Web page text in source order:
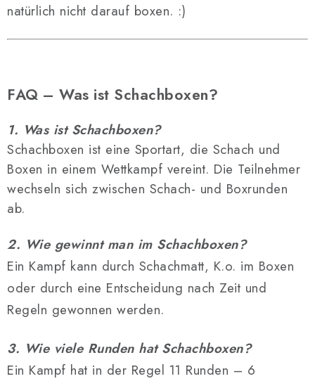
natürlich nicht darauf boxen. :)
FAQ – Was ist Schachboxen?
1. Was ist Schachboxen?
Schachboxen ist eine Sportart, die Schach und
Boxen in einem Wettkampf vereint. Die Teilnehmer
wechseln sich zwischen Schach- und Boxrunden
ab.
2. Wie gewinnt man im Schachboxen?
Ein Kampf kann durch Schachmatt, K.o. im Boxen
oder durch eine Entscheidung nach Zeit und
Regeln gewonnen werden.
3. Wie viele Runden hat Schachboxen?
Ein Kampf hat in der Regel 11 Runden – 6